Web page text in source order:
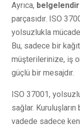
Ayrıca,
parçasıdır. ISO
yolsuzlukla
Bu, sadece bir
müşterilerinize, iş
güçlü bir mesajdır.
ISO 37001,
sağlar.
vadede sadece